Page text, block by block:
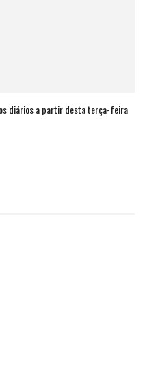
diários a partir desta terça-feira